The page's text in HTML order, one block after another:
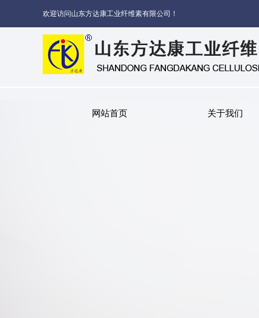
欢迎访问山东方达康工业纤维素有限公司！
网站首页 关于我们